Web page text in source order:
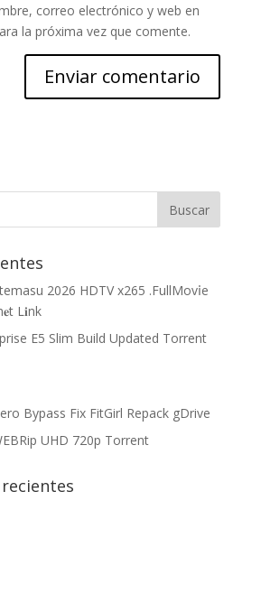
correo electrónico y web en
la próxima vez que comente.
2026 HDTV x265 .FullMov𝗂e
L𝐢nk
E5 Slim Build Updated Torrent
Bypass Fix FitGirl Repack gDrive
UHD 720p Torrent